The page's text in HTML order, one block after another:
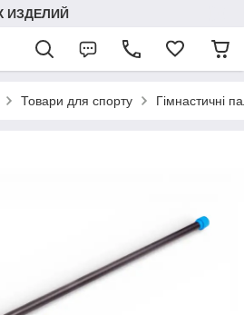
ИЗДЕЛИЙ
Товари для спорту Гімнастичні